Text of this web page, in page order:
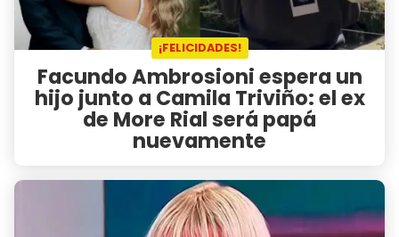
¡FELICIDADES!
Facundo Ambrosioni espera un
hijo junto a Camila Triviño: el ex
de More Rial será papá
nuevamente